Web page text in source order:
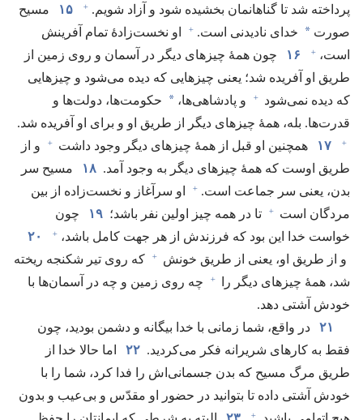
پرداخته شد تا گناهانمان بخشیده شود و آزاد شویم.‏ + ۱۵
مسیح
صورت * خدای نادیدنی است.‏ +
او نخست‌زادهٔ تمام آفرینش
است،‏ + ۱۶
چون همهٔ چیزهای دیگر در آسمان و روی زمین از
طریق او آفریده شد؛‏ یعنی چیزهایی که دیده می‌شود و چیزهایی
که دیده نمی‌شود
+ و پادشاهی‌ها،‏ * حکومت‌ها،‏ دولت‌ها و
قدرت‌ها.‏ بله،‏ همهٔ چیزهای دیگر از طریق او و برای او آفریده شد.‏
+ ۱۷ همچنین او قبل از همهٔ چیزهای دیگر وجود داشت +
و از
طریق اوست که همهٔ چیزهای دیگر به وجود آمد.‏ ۱۸
مسیح سر
بدن،‏ یعنی سر جماعت است.‏ +
او سرآغاز و نخست‌زاده از بین
مردگان است
+ تا در همه چیز اولین نفر باشد؛‏ ۱۹
چون
خواست خدا این بود که فرزندش از هر جهت کامل باشد،‏ +
۲۰
و از طریق او،‏ یعنی از طریق خونش
+
که روی تیر شکنجه ریخته
شد،‏ همهٔ چیزهای دیگر را
+
چه روی زمین و چه در آسمان‌ها با
خودش آشتی دهد.‏
۲۱
در واقع،‏ شما زمانی با خدا بیگانه و دشمن بودید،‏ چون
فقط به کارهای شریرانه فکر می‌کردید.‏ ۲۲
اما حالا خدا از
طریق مرگ مسیح که بدن جسمانی‌اش را فدا کرد،‏ شما را با
خودش آشتی داده تا بتوانید در حضور او مقدّس و بی‌عیب و بدون
+